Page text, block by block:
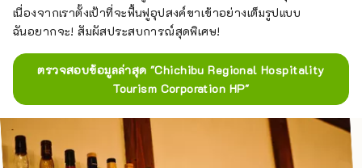
เนื่องจากเราตั้งเป้าที่จะฟื้นฟูอุปสงค์ขาเข้าอย่างเต็มรูปแบบ
ฉันอยากจะ! สัมผัสประสบการณ์สุดพิเศษ!
ตรวจสอบข้อมูลล่าสุด "Chichibu Regional Hospitality
Tourism Corporation HP"